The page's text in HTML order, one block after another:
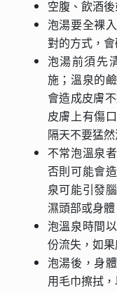
空腹、飲酒
泡湯要全裸
對的方式，會
泡湯前須先
施；溫泉的
會造成皮膚
皮膚上有傷
隔天不要猛
不常泡溫泉
否則可能會
泉可能引發
濕頭部或身體
泡溫泉時間
份流失，如
泡湯後，身
用毛巾擦拭